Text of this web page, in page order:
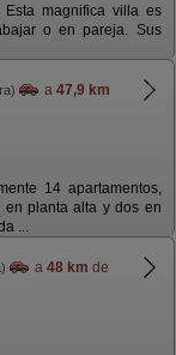
magnifica villa es
o en pareja. Sus
a 47,9 km
14 apartamentos,
en planta alta y dos en
...
a 48 km de